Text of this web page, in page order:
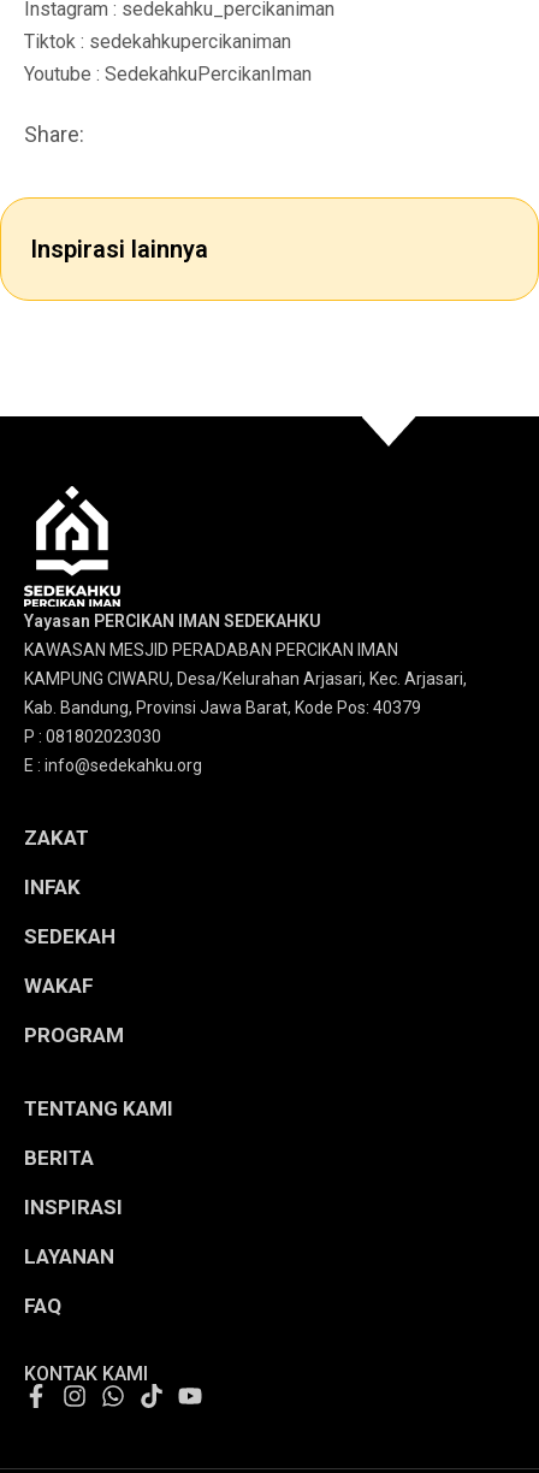
Instagram : sedekahku_percikaniman
Tiktok : sedekahkupercikaniman
Youtube : SedekahkuPercikanIman
Share:
Inspirasi lainnya
Yayasan PERCIKAN IMAN SEDEKAHKU
KAWASAN MESJID PERADABAN PERCIKAN IMAN
KAMPUNG CIWARU, Desa/Kelurahan Arjasari, Kec. Arjasari,
Kab. Bandung, Provinsi Jawa Barat, Kode Pos: 40379
P : 081802023030
E : info@sedekahku.org
ZAKAT
INFAK
SEDEKAH
WAKAF
PROGRAM
TENTANG KAMI
BERITA
INSPIRASI
LAYANAN
FAQ
KONTAK KAMI